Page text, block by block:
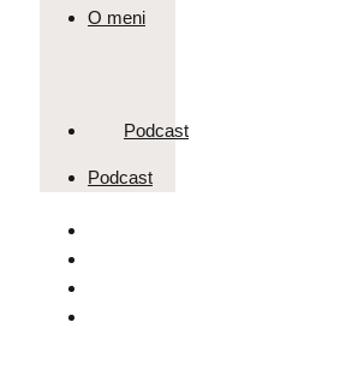
O meni
Podcast
Podcast